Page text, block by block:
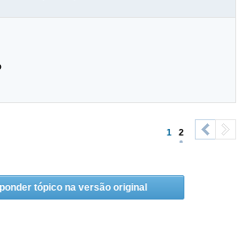
1 2
tópico na versão original